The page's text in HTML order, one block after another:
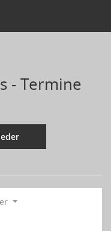
- Termine